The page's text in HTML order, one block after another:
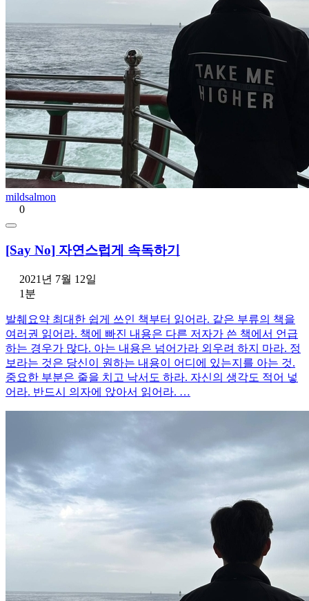
mildsalmon
0
[Say No] 자연스럽게 속독하기
2021년 7월 12일
1분
발췌요약 최대한 쉽게 쓰인 책부터 읽어라. 같은 부류의 책을
여러권 읽어라. 책에 빠진 내용은 다른 저자가 쓴 책에서 언급
하는 경우가 많다. 아는 내용은 넘어가라 외우려 하지 마라. 정
보라는 것은 당신이 원하는 내용이 어디에 있는지를 아는 것.
중요한 부분은 줄을 치고 낙서도 하라. 자신의 생각도 적어 넣
어라. 반드시 의자에 앉아서 읽어라. …